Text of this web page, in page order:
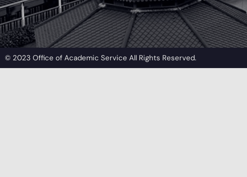
© 2023 Office of Academic Service All Rights Reserved.​